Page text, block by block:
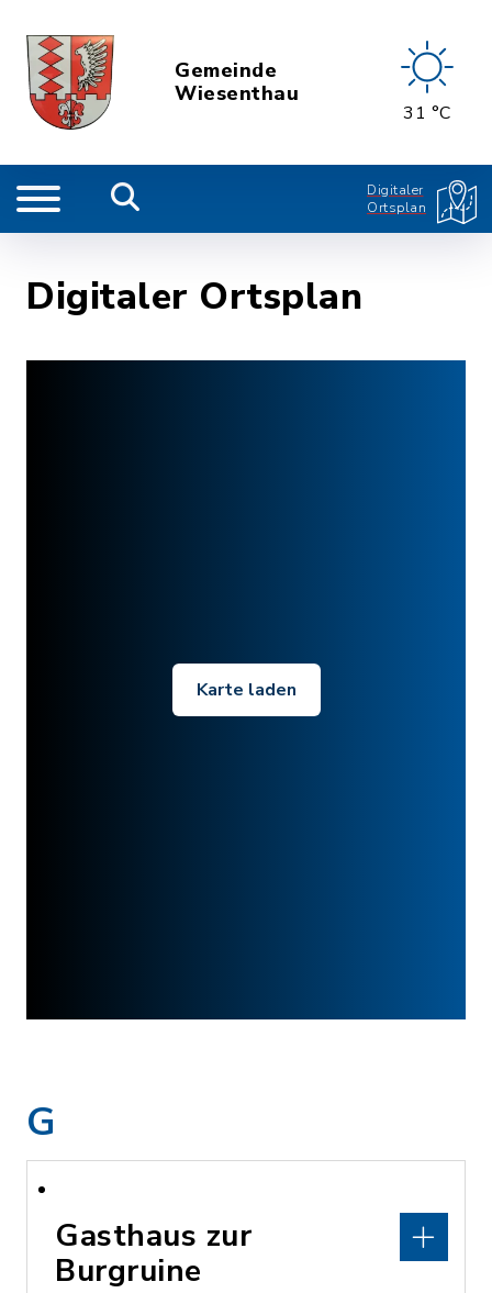
Gemeinde
Wiesenthau
31 °C
Digitaler
Ortsplan
Digitaler Ortsplan
Karte laden
G
Gasthaus zur
Burgruine